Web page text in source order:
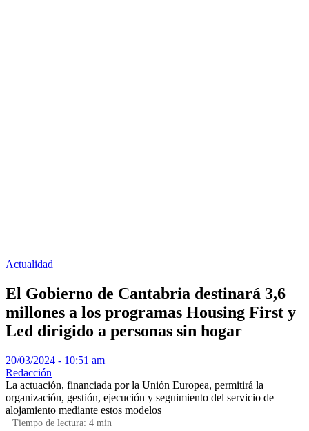
Actualidad
El Gobierno de Cantabria destinará 3,6
millones a los programas Housing First y
Led dirigido a personas sin hogar
20/03/2024 - 10:51 am
Redacción
La actuación, financiada por la Unión Europea, permitirá la
organización, gestión, ejecución y seguimiento del servicio de
alojamiento mediante estos modelos
Tiempo de lectura: 4 min